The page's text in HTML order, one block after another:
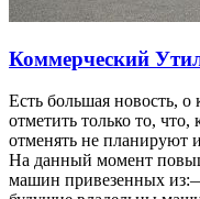
Коммерческий
Есть большая новость,
отметить только то,
отменять не планируют
На данный момент
машин привезенных